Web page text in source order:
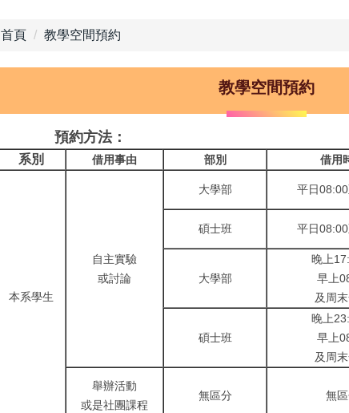
首頁 教學空間預約
教學空間預約
預約方法：
系別 借用事由 部別 借用
本系學生
自主實驗
或討論
大學部 平日
碩士班 平日
大學部
晚上
早上
及周
碩士班
晚上
早上
及周
舉辦活動
或是社團課程
無區分 無